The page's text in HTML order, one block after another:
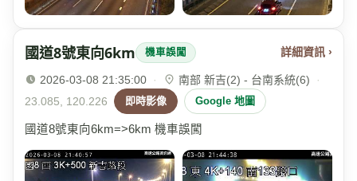
國道8號東向6km 機車誤闖 詳細資訊 ›
2026-03-08 21:35:00 · 南部 新吉(2) - 台南系統(6)
·
23.085, 120.226
即時影像 Google 地圖
國道8號東向6km=>6km 機車誤闖